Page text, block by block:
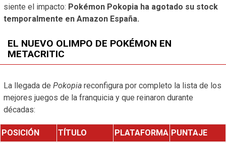
siente el impacto: Pokémon Pokopia ha agotado su stock
temporalmente en Amazon España.
EL NUEVO OLIMPO DE POKÉMON EN
METACRITIC
La llegada de Pokopia reconfigura por completo la lista de los
mejores juegos de la franquicia y que reinaron durante
décadas:
POSICIÓN TÍTULO PLATAFORMA PUNTAJE